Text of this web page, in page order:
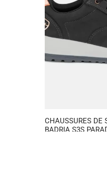
CHAUSSURES DE
BADRIA S3S